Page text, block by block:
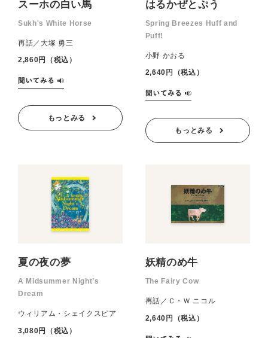
スーホの白い馬
Sukh's White Horse
再話／大塚 勇三
2,860円（税込）
もっとみる
はるかぜとぷう
Spring Breezes Huff and
Puff!
小野 かおる
2,640円（税込）
もっとみる
夏の夜の夢
A Midsummer Night’s
Dream
ウィリアム・シェイクスピア
3,080円（税込）
妖精のめ牛
The Fairy Cow
再話／Ｃ・Ｗ ニコル
2,640円（税込）